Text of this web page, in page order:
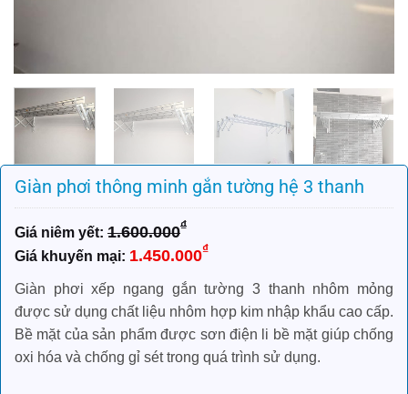
Giàn phơi thông minh gắn tường hệ 3 thanh
1.600.000₫
Giá
gốc
là:
1.600.000₫.
1.450.000₫Giá
tại
là:
1.450.000₫.
Giàn phơi xếp ngang gắn tường 3 thanh nhôm mỏng
được sử dụng chất liệu nhôm hợp kim nhập khẩu cao cấp.
Bề mặt của sản phẩm được sơn điện li bề mặt giúp chống
oxi hóa và chống gỉ sét trong quá trình sử dụng.